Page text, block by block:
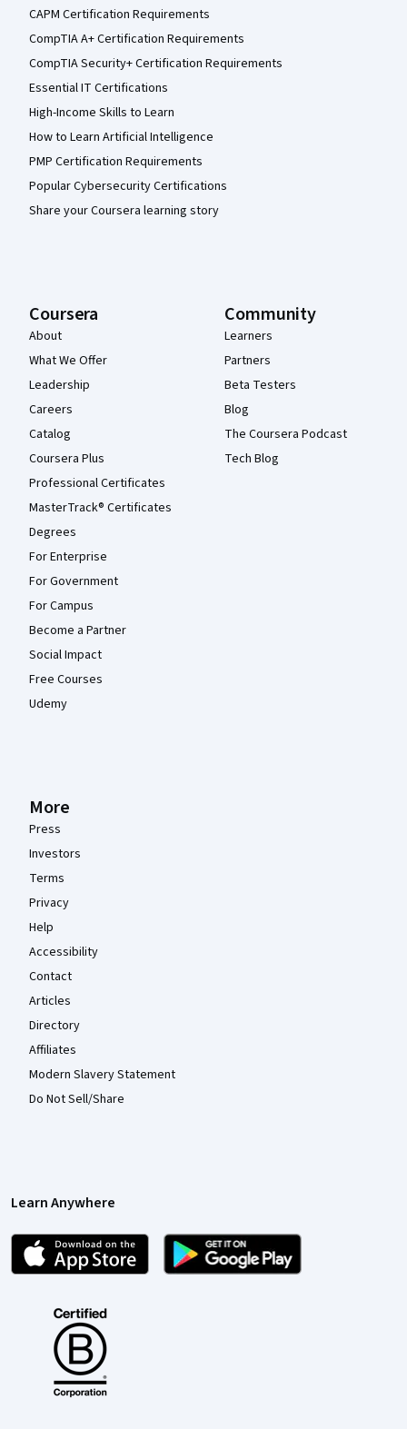
CAPM Certification Requirements
CompTIA A+ Certification Requirements
CompTIA Security+ Certification Requirements
Essential IT Certifications
High-Income Skills to Learn
How to Learn Artificial Intelligence
PMP Certification Requirements
Popular Cybersecurity Certifications
Share your Coursera learning story
Coursera
About
What We Offer
Leadership
Careers
Catalog
Coursera Plus
Professional Certificates
MasterTrack® Certificates
Degrees
For Enterprise
For Government
For Campus
Become a Partner
Social Impact
Free Courses
Udemy
Community
Learners
Partners
Beta Testers
Blog
The Coursera Podcast
Tech Blog
More
Press
Investors
Terms
Privacy
Help
Accessibility
Contact
Articles
Directory
Affiliates
Modern Slavery Statement
Do Not Sell/Share
Learn Anywhere